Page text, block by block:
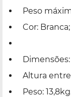
Peso
Cor: Branca;
Dimensões:
Altura
Peso: